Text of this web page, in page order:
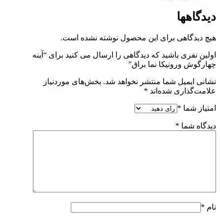
دیدگاهها
هیچ دیدگاهی برای این محصول نوشته نشده است.
اولین نفری باشید که دیدگاهی را ارسال می کنید برای “آینه
چهارگوش ورونیکا نما براق”
نشانی ایمیل شما منتشر نخواهد شد. بخش‌های موردنیاز
علامت‌گذاری شده‌اند *
امتیاز شما *
دیدگاه شما *
نام *